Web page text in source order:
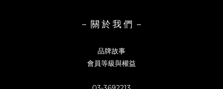
－ 關 於 我 們 －
品牌故事
會員等級與權益